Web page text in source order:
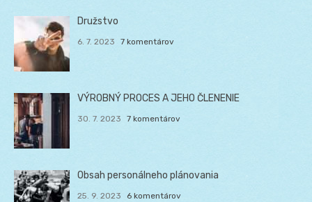
Družstvo
6. 7. 2023 7 komentárov
VÝROBNÝ PROCES A JEHO ČLENENIE
30. 7. 2023 7 komentárov
Obsah personálneho plánovania
25. 9. 2023 6 komentárov